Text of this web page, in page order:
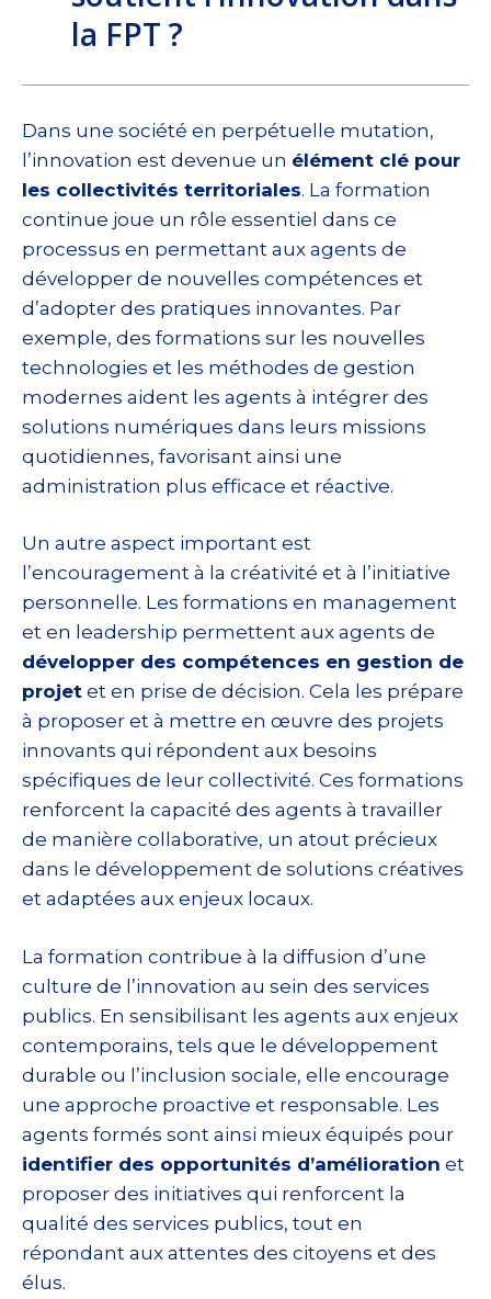
la FPT ?
Dans une société en perpétuelle mutation,
l’innovation est devenue un élément clé pour
les collectivités territoriales. La formation
continue joue un rôle essentiel dans ce
processus en permettant aux agents de
développer de nouvelles compétences et
d’adopter des pratiques innovantes. Par
exemple, des formations sur les nouvelles
technologies et les méthodes de gestion
modernes aident les agents à intégrer des
solutions numériques dans leurs missions
quotidiennes, favorisant ainsi une
administration plus efficace et réactive.
Un autre aspect important est
l’encouragement à la créativité et à l’initiative
personnelle. Les formations en management
et en leadership permettent aux agents de
développer des compétences en gestion de
projet et en prise de décision. Cela les prépare
à proposer et à mettre en œuvre des projets
innovants qui répondent aux besoins
spécifiques de leur collectivité. Ces formations
renforcent la capacité des agents à travailler
de manière collaborative, un atout précieux
dans le développement de solutions créatives
et adaptées aux enjeux locaux.
La formation contribue à la diffusion d’une
culture de l’innovation au sein des services
publics. En sensibilisant les agents aux enjeux
contemporains, tels que le développement
durable ou l’inclusion sociale, elle encourage
une approche proactive et responsable. Les
agents formés sont ainsi mieux équipés pour
identifier des opportunités d’amélioration et
proposer des initiatives qui renforcent la
qualité des services publics, tout en
répondant aux attentes des citoyens et des
élus.